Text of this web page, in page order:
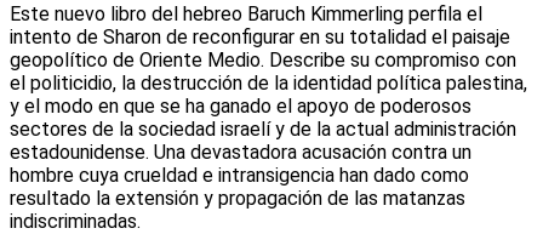
Este nuevo libro del hebreo Baruch Kimmerling perfila el
intento de Sharon de reconfigurar en su totalidad el paisaje
geopolítico de Oriente Medio. Describe su compromiso con
el politicidio, la destrucción de la identidad política palestina,
y el modo en que se ha ganado el apoyo de poderosos
sectores de la sociedad israelí y de la actual administración
estadounidense. Una devastadora acusación contra un
hombre cuya crueldad e intransigencia han dado como
resultado la extensión y propagación de las matanzas
indiscriminadas.